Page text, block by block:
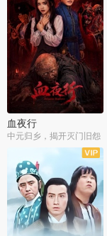
血夜行
中元归乡，揭开灭门旧怨